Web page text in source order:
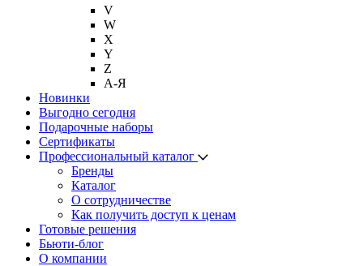
V
W
X
Y
Z
А-Я
Новинки
Выгодно сегодня
Подарочные наборы
Сертификаты
Профессиональный каталог
Бренды
Каталог
О сотрудничестве
Как получить доступ к ценам
Готовые решения
Бьюти-блог
О компании